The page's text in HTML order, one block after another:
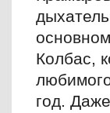
Колбас,
год.